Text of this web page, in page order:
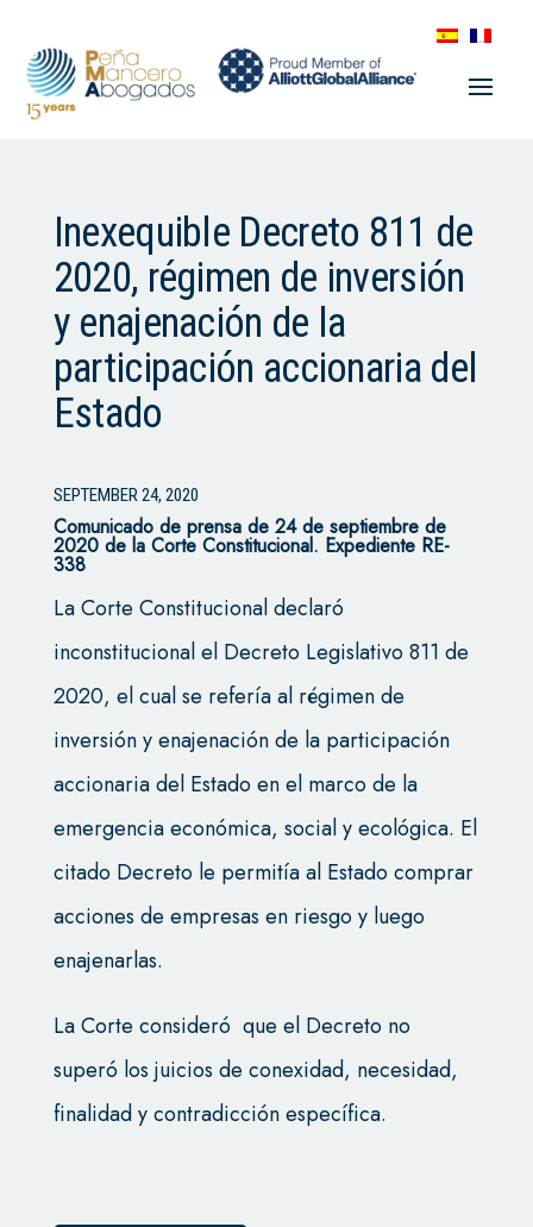
Inexequible Decreto 811 de
2020, régimen de inversión
y enajenación de la
participación accionaria del
Estado
SEPTEMBER 24, 2020
Comunicado de prensa de 24 de septiembre de
2020 de la Corte Constitucional. Expediente RE-
338
La Corte Constitucional declaró
inconstitucional el Decreto Legislativo 811 de
2020, el cual se refería al régimen de
inversión y enajenación de la participación
accionaria del Estado en el marco de la
emergencia económica, social y ecológica. El
citado Decreto le permitía al Estado comprar
acciones de empresas en riesgo y luego
enajenarlas.
La Corte consideró que el Decreto no
superó los juicios de conexidad, necesidad,
finalidad y contradicción específica.